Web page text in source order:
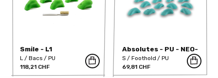
Smile - L1
L Bacs
PU
118,21 CHF
Absolutes - PU - NEO-
42PU
S Foothold
PU
69,81 CHF